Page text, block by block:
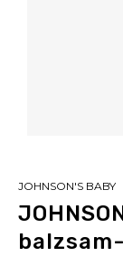
JOHNSON'S BABY